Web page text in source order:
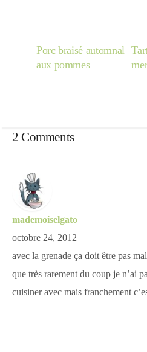
Porc braisé automnal
aux pommes
2 Comments
mademoiselgato
octobre 24, 2012
avec la grenade ça doit être pas
que très rarement du coup je n’ai
cuisiner avec mais franchement